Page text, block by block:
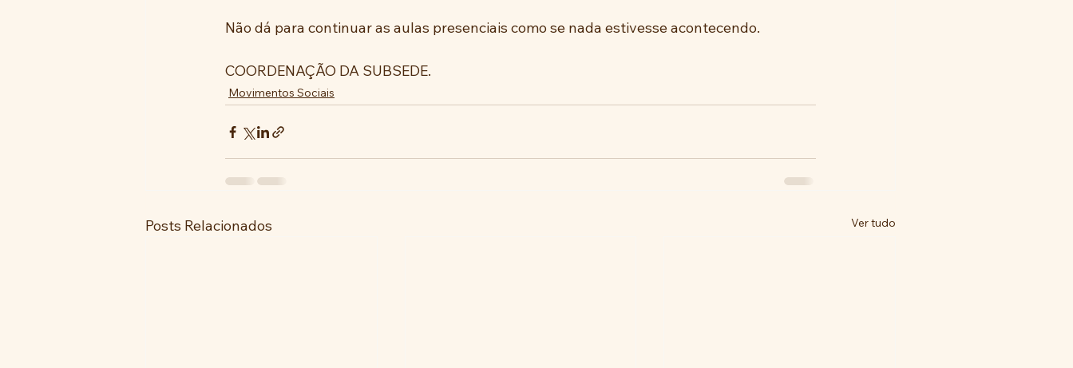
Não dá para continuar as aulas presenciais como se nada estivesse acontecendo.
COORDENAÇÃO DA SUBSEDE.
Movimentos Sociais
Posts Relacionados Ver tudo